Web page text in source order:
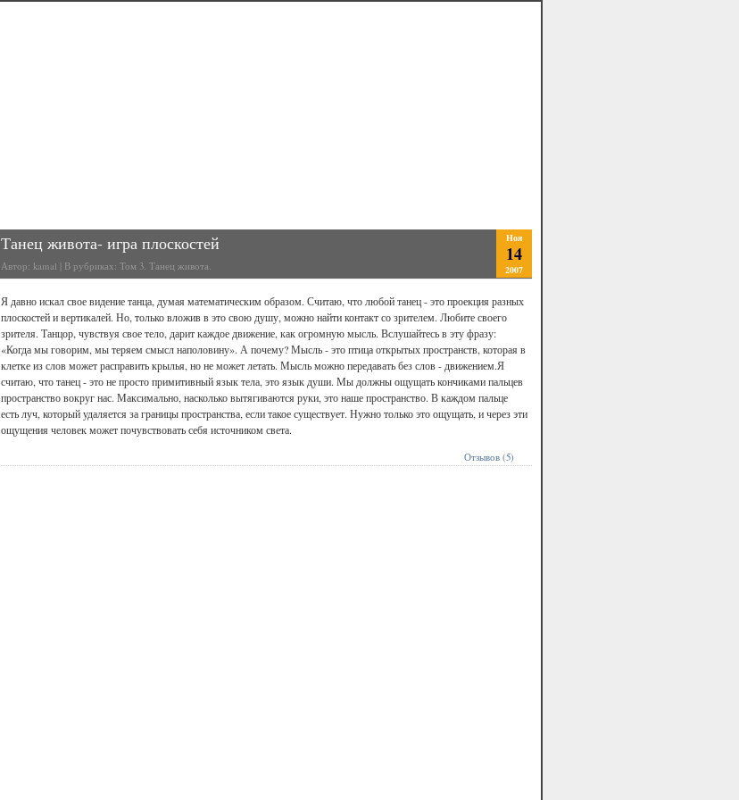
Ноя
14
2007
Танец живота- игра плоскостей
Автор: kamal | В рубриках: Том 3. Танец живота.
Я давно искал свое видение танца, думая математическим образом. Считаю, что любой танец - это проекция разных
плоскостей и вертикалей. Но, только вложив в это свою душу, можно найти контакт со зрителем. Любите своего
зрителя. Танцор, чувствуя свое тело, дарит каждое движение, как огромную мысль. Вслушайтесь в эту фразу:
«Когда мы говорим, мы теряем смысл наполовину». А почему? Мысль - это птица открытых пространств, которая в
клетке из слов может расправить крылья, но не может летать. Мысль можно передавать без слов - движением.Я
считаю, что танец - это не просто примитивный язык тела, это язык души. Мы должны ощущать кончиками пальцев
пространство вокруг нас. Максимально, насколько вытягиваются руки, это наше пространство. В каждом пальце
есть луч, который удаляется за границы пространства, если такое существует. Нужно только это ощущать, и через эти
ощущения человек может почувствовать себя источником света.
Отзывов (5)